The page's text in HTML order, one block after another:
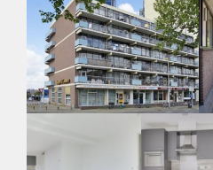
Huurtoeslag grens: Ja
Geschikt voor studenten: